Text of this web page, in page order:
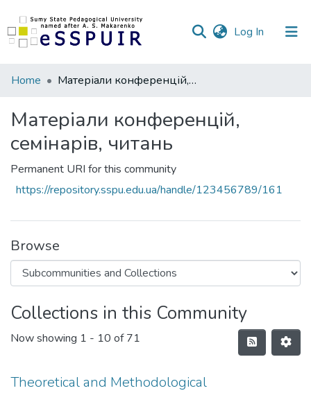
Log In (current)
Communities
Collections
All of DSpace
Statistics
Home Матеріали конференцій, семінарів, читань
Матеріали конференцій,
семінарів, читань
Permanent URI for this community
https://repository.sspu.edu.ua/handle/123456789/161
Browse
Collections in this Community
Now showing 1 - 10 of 71
Theoretical and Methodological